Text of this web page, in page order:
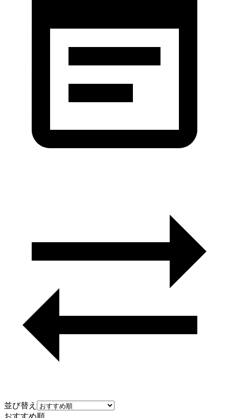
並び替え